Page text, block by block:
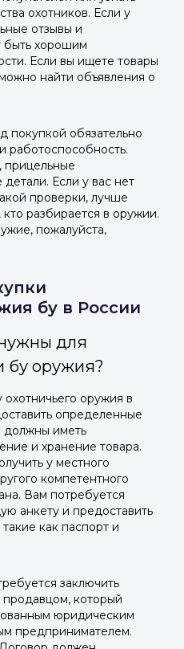
охотников. Если у
отзывы и
быть хорошим
Если вы ищете товары
найти объявления о
покупкой обязательно
работоспособность.
прицельные
Если у вас нет
проверки, лучше
разбирается в оружии.
пожалуйста,
бу в России
для
бу оружия?
оружия в
определенные
должны иметь
и хранение товара.
у местного
компетентного
Вам потребуется
анкету и предоставить
как паспорт и
заключить
который
юридическим
предпринимателем.